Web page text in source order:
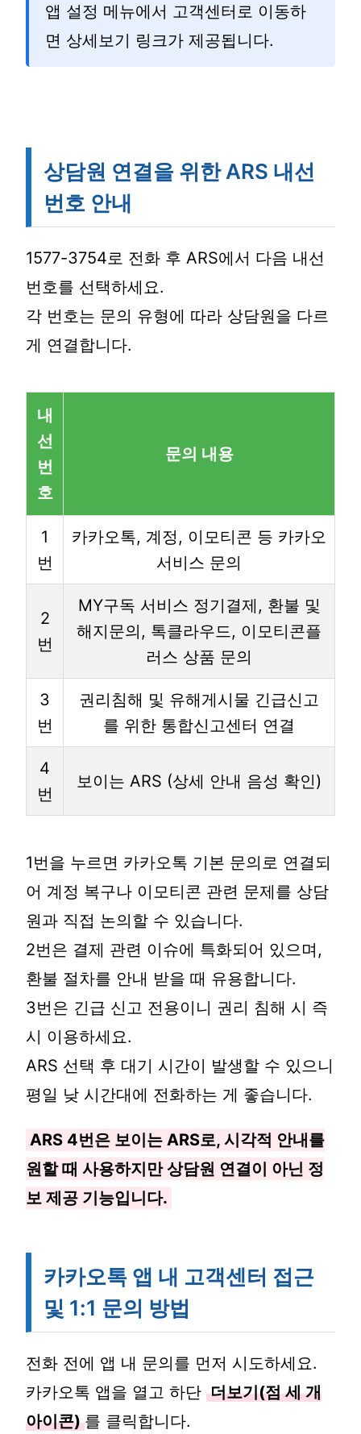
앱 설정 메뉴에서 고객센터로 이동하
면 상세보기 링크가 제공됩니다.
상담원 연결을 위한 ARS 내선
번호 안내
1577-3754로 전화 후 ARS에서 다음 내선
번호를 선택하세요.
각 번호는 문의 유형에 따라 상담원을 다르
게 연결합니다.
내
선
번
호
문의 내용
1
번
카카오톡, 계정, 이모티콘 등 카카오
서비스 문의
2
번
MY구독 서비스 정기결제, 환불 및
해지문의, 톡클라우드, 이모티콘플
러스 상품 문의
3
번
권리침해 및 유해게시물 긴급신고
를 위한 통합신고센터 연결
4
번
보이는 ARS (상세 안내 음성 확인)
1번을 누르면 카카오톡 기본 문의로 연결되
어 계정 복구나 이모티콘 관련 문제를 상담
원과 직접 논의할 수 있습니다.
2번은 결제 관련 이슈에 특화되어 있으며,
환불 절차를 안내 받을 때 유용합니다.
3번은 긴급 신고 전용이니 권리 침해 시 즉
시 이용하세요.
ARS 선택 후 대기 시간이 발생할 수 있으니
평일 낮 시간대에 전화하는 게 좋습니다.
ARS 4번은 보이는 ARS로, 시각적 안내를
원할 때 사용하지만 상담원 연결이 아닌 정
보 제공 기능입니다.
카카오톡 앱 내 고객센터 접근
및 1:1 문의 방법
전화 전에 앱 내 문의를 먼저 시도하세요.
카카오톡 앱을 열고 하단 더보기(점 세 개
아이콘) 를 클릭합니다.